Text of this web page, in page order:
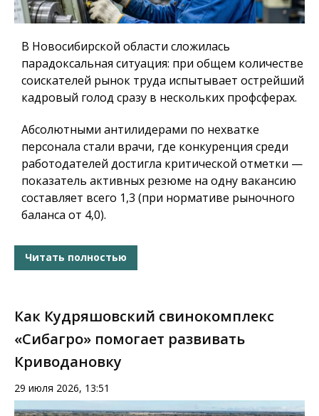
В Новосибирской области сложилась
парадоксальная ситуация: при общем количестве
соискателей рынок труда испытывает острейший
кадровый голод сразу в нескольких профсферах.
Абсолютными антилидерами по нехватке
персонала стали врачи, где конкуренция среди
работодателей достигла критической отметки —
показатель активных резюме на одну вакансию
составляет всего 1,3 (при нормативе рыночного
баланса от 4,0).
Читать полностью
Как Кудряшовский свинокомплекс
«Сибагро» помогает развивать
Криводановку
29 июля 2026, 13:51